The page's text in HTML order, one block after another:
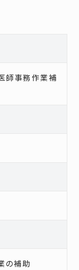
師事務作業補
の補助